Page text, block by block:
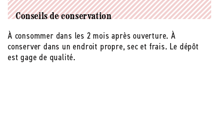
Conseils de conservation
À consommer dans les 2 mois après ouverture. À
conserver dans un endroit propre, sec et frais. Le dépôt
est gage de qualité.